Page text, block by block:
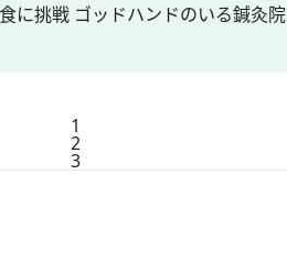
に挑戦 ゴッドハンドのいる鍼灸院
1
2
3